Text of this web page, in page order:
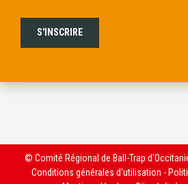
© Comité Régional de Ball-Trap
Conditions générales d'utilisation -